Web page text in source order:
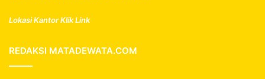
Lokasi Kantor Klik Link
REDAKSI MATADEWATA.COM